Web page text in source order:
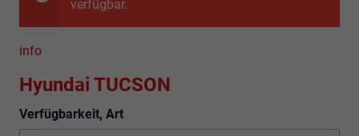
verfügbar.
info
Hyundai TUCSON
Verfügbarkeit, Art